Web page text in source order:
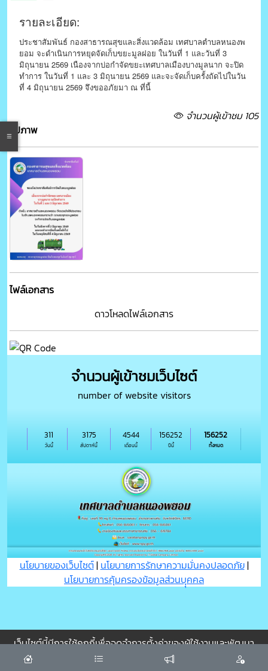
รายละเอียด:
ประชาสัมพันธ์ กองสาธารณสุขและสิ่งแวดล้อม เทศบาลตำบลหนองพ
ยอม จะดำเนินการหยุดจัดเก็บขยะมูลฝอย ในวันที่ 1 และวันที่ 3
มิถุนายน 2569 เนืองจากบ่อกำจัดขยะเทศบาลเมืองบางมูลนาก จะปิด
ทำการ ในวันที่ 1 และ 3 มิถุนายน 2569 และจะจัดเก็บครั้งถัดไปในวัน
ที่ 4 มิถุนายน 2569 จึงขออภัยมา ณ ที่นี้
จำนวนผู้เข้าชม 105
รูปภาพ
ไฟล์เอกสาร
ดาวโหลดไฟล์เอกสาร
จำนวนผู้เข้าชมเว็บไซต์
number of website visitors
วันนี้
311
สัปดาห์นี้
3175
เดือนนี้
4544
ปีนี้
156252
ทั้งหมด
156252
นโยบายของเว็บไซต์| นโยบายการรักษาความมั่นคงปลอดภัย|
นโยบายการคุ้มครองข้อมูลส่วนบุุคคล
เว็บไซต์นี้มีการใช้คุกกี้เพื่อจดจำการตั้งค่าของผู้ใช้งานและพัฒนา
ประสบการณ์การใช้งานของคุณให้ดียิ่งขึ้น